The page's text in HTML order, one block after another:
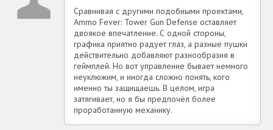
Сравнивая с другими подобными проектами,
Ammo Fever: Tower Gun Defense оставляет
двоякое впечатление. С одной стороны,
графика приятно радует глаз, а разные пушки
действительно добавляют разнообразия в
геймплей. Но вот управление бывает немного
неуклюжим, и иногда сложно понять, кого
именно ты защищаешь. В целом, игра
затягивает, но я бы предпочёл более
проработанную механику.